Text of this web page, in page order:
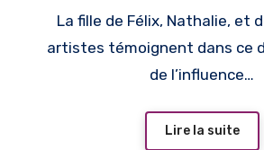
La fille de Félix, Nathalie, et
artistes témoignent dans ce
de l’influence…
Lire la suite